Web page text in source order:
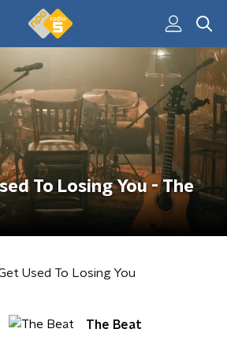
To Losing You - The
Used To Losing You
The Beat